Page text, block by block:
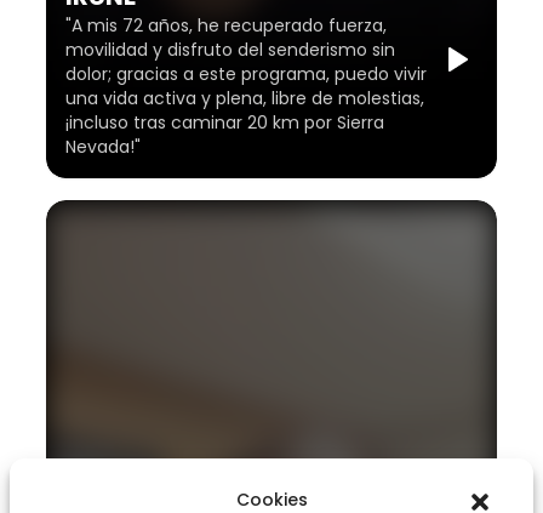
Cookies